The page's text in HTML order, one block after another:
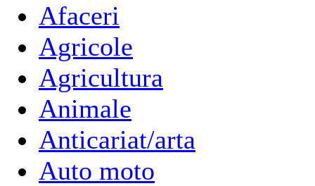
Afaceri
Agricole
Agricultura
Animale
Anticariat/arta
Auto moto